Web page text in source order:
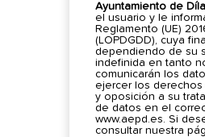
Ayuntamiento de
el usuario y le
Reglamento (UE)
(LOPDGDD), cuya
dependiendo de su
indefinida en tanto
comunicarán los
ejercer los derechos
y oposición a su
de datos en el
www.aepd.es. Si
consultar nuestra